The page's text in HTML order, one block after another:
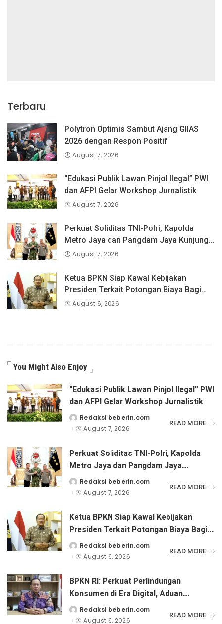
Terbaru
Polytron Optimis Sambut Ajang GIIAS
2026 dengan Respon Positif
August 7, 2026
“Edukasi Publik Lawan Pinjol Ilegal” PWI
dan AFPI Gelar Workshop Jurnalistik
August 7, 2026
Perkuat Soliditas TNI-Polri, Kapolda
Metro Jaya dan Pangdam Jaya Kunjungi
Dankorps Brimob Polri
August 7, 2026
Ketua BPKN Siap Kawal Kebijakan
Presiden Terkait Potongan Biaya Bagi
Penyandang Disabilitas
August 6, 2026
You Might Also Enjoy
“Edukasi Publik Lawan Pinjol Ilegal” PWI
dan AFPI Gelar Workshop Jurnalistik
Posted
by
Redaksi beberin.com
August 7, 2026
READ MORE
Perkuat Soliditas TNI-Polri, Kapolda
Metro Jaya dan Pangdam Jaya
Kunjungi Dankorps Brimob Polri
Posted
by
Redaksi beberin.com
August 7, 2026
READ MORE
Ketua BPKN Siap Kawal Kebijakan
Presiden Terkait Potongan Biaya Bagi
Penyandang Disabilitas
Posted
by
Redaksi beberin.com
August 6, 2026
READ MORE
BPKN RI: Perkuat Perlindungan
Konsumen di Era Digital, Aduan
Pinjaman Online Masih Menjadi
Perhatian Serius
Posted
by
Redaksi beberin.com
August 6, 2026
READ MORE